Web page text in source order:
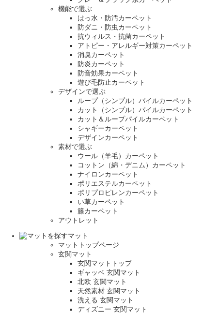
機能で選ぶ
はっ水・防汚カーペット
防ダニ・防虫カーペット
抗ウィルス・抗菌カーペット
アトピー・アレルギー対策カーペット
消臭カーペット
防炎カーペット
防音効果カーペット
遊び毛防止カーペット
デザインで選ぶ
ループ（シンプル）パイルカーペット
カット（シンプル）パイルカーペット
カット＆ループパイルカーペット
シャギーカーペット
デザインカーペット
素材で選ぶ
ウール（羊毛）カーペット
コットン（綿・デニム）カーペット
ナイロンカーペット
ポリエステルカーペット
ポリプロピレンカーペット
い草カーペット
籐カーペット
アウトレット
マット
マットトップページ
玄関マット
玄関マットトップ
ギャッベ 玄関マット
北欧 玄関マット
天然素材 玄関マット
洗える 玄関マット
ディズニー 玄関マット